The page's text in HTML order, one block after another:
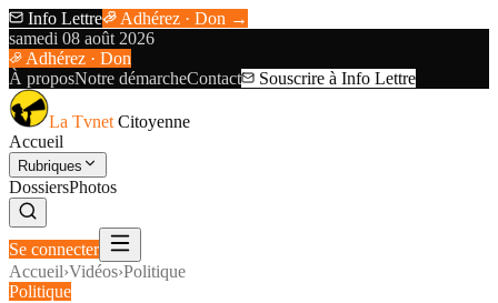
Info Lettre
Adhérez · Don →
samedi 08 août 2026
Adhérez · Don
À proposNotre démarcheContact Souscrire à Info Lettre
La Tvnet Citoyenne
Accueil
Rubriques
DossiersPhotos
Se connecter
Accueil›Vidéos›Politique
Politique